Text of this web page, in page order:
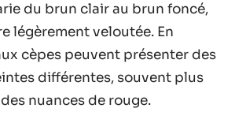
du brun clair au brun foncé,
légèrement veloutée. En
cèpes peuvent présenter des
différentes, souvent plus
nuances de rouge.